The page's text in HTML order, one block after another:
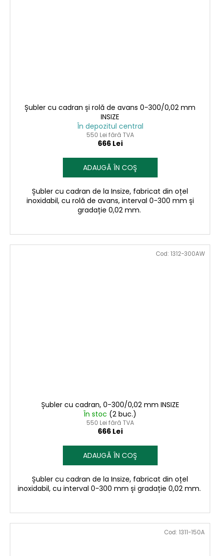
Șubler cu cadran și rolă de avans 0-300/0,02 mm
INSIZE
În depozitul central
550 Lei fără TVA
666 Lei
ADAUGĂ ÎN COŞ
Șubler cu cadran de la Insize, fabricat din oțel
inoxidabil, cu rolă de avans, interval 0-300 mm și
gradație 0,02 mm.
Șubler cu cadran, 0-300/0,02 mm INSIZE
În stoc (2 buc.)
550 Lei fără TVA
666 Lei
ADAUGĂ ÎN COŞ
Șubler cu cadran de la Insize, fabricat din oțel
inoxidabil, cu interval 0-300 mm și gradație 0,02 mm.
Cod: 1312-300AW
Cod: 1311-150A